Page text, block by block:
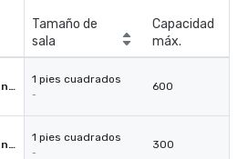
Tamaño de
sala
Capacidad
máx.
Coleman suite (3 sections)
1 pies cuadrados
-
600
Coleman suite (2 sections)
1 pies cuadrados
-
300